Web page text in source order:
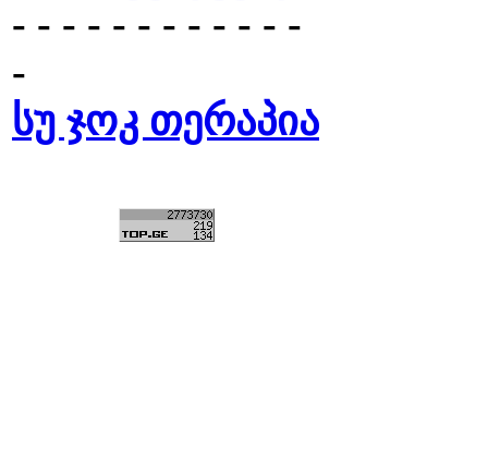
- - - - - - - - - - - -
-
სუ ჯოკ თერაპია